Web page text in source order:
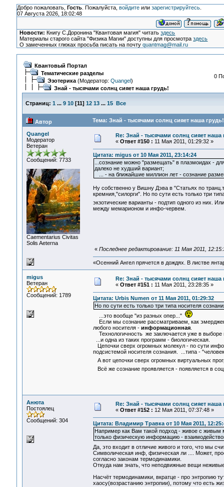
Добро пожаловать, Гость. Пожалуйста, войдитеили зарегистрируйтесь.
07 Августа 2026, 18:02:48
Новости: Книгу С.Доронина "Квантовая магия" читатьздесь
Материалы старого сайта "Физика Магии" доступны для просмотраздесь
О замеченных глюках просьба писать на почтуquantmag@mail.ru
Квантовый Портал
Тематические разделы
Эзотерика(Модератор: Quangel)
Знай - тысячами солнц сияет наша грудь!
0
Страниц: 1 ... 9 10[11] 12 13 ... 15 Все
Автор Тема: Знай - тысячами солнц сияет наша
Quangel
Модератор
Ветеран
Сообщений: 7733
Сaementarius Civitas
Solis Aeterna
Re: Знай - тысячами солнц сияет наша
« Ответ #150 : 11 Мая 2011, 01:29:32 »
Цитата: migus от 10 Мая 2011, 23:14:24
...сознание можно "размещать" в плазмоидах -
далеко не худший вариант;
... - на ближайшие миллион лет - сознание
Ну собственно у Вишну Дэва в "Статьях по
кремния,"силорги". Но по сути есть только три
экзотические варианты - подтип одного из них.
между мемарионом и инфо-червем.
« Последнее редактирование: 11 Мая 2011,
«Осенний Ангел прячется в дождях. В листве
migus
Ветеран
Сообщений: 1789
Re: Знай - тысячами солнц сияет наша
« Ответ #151 : 11 Мая 2011, 23:28:35 »
Цитата: Urbis Numen от 11 Мая 2011, 01:29:32
Но по сути есть только три типа носителя
...это вообще "из разных опер..."
Если мы сознание рассматриваем, как
любого носителя - информационная.
Технологичность же заключается уже в
...и одна из таких программ - биологическая.
Цепочки сверх огромных молекул - по сути
подсистемой носителя сознания. ...типа -
А вот цепочки сверх огромных виртуальных
Всё же сознание проявляется - появляется в
Анюта
Постоялец
Сообщений: 304
Re: Знай - тысячами солнц сияет наша
« Ответ #152 : 12 Мая 2011, 07:37:48 »
Цитата: Владимир Травка от 10 Мая 2011,
Например как Вам такой подход - живое с
только физическую информацию -
Да, это входит в отличие живого и того, что мы
Символическая инф, физическая ли .... Может,
согласно законам термодинамики.
Откуда нам знать, что неподвижные вещи
Насчёт термодинамики, вкратце - про энтропию
хаосу(возрастанию энтропии), потому что есть